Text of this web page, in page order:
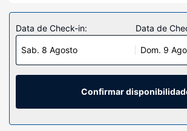
Sinta-se em casa nesta casa de campo
condicionado, cozinha, um forno e uma
As comodidades incluem um micro-ondas
de lavar roupa.
Algumas das comodidades e serviços em
Data de Check-in:
Sab. 8 Agosto
Data de
Dom. 9
Confirmar